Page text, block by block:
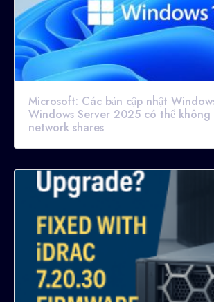
Microsoft: Các bản cập nhật
Windows Server 2025 có thể
network shares